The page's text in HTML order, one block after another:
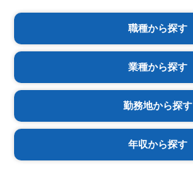
職種から探す
業種から探す
勤務地から探す
年収から探す